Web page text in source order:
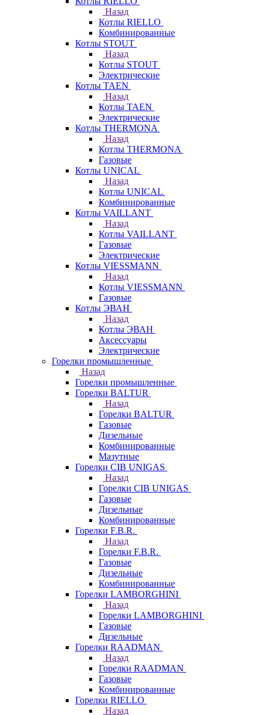
Назад
Котлы RIELLO
Комбинированные
Котлы STOUT
Назад
Котлы STOUT
Электрические
Котлы TAEN
Назад
Котлы TAEN
Электрические
Котлы THERMONA
Назад
Котлы THERMONA
Газовые
Котлы UNICAL
Назад
Котлы UNICAL
Комбинированные
Котлы VAILLANT
Назад
Котлы VAILLANT
Газовые
Электрические
Котлы VIESSMANN
Назад
Котлы VIESSMANN
Газовые
Котлы ЭВАН
Назад
Котлы ЭВАН
Аксессуары
Электрические
Горелки промышленные
Назад
Горелки промышленные
Горелки BALTUR
Назад
Горелки BALTUR
Газовые
Дизельные
Комбинированные
Мазутные
Горелки CIB UNIGAS
Назад
Горелки CIB UNIGAS
Газовые
Дизельные
Комбинированные
Горелки F.B.R.
Назад
Горелки F.B.R.
Газовые
Дизельные
Комбинированные
Горелки LAMBORGHINI
Назад
Горелки LAMBORGHINI
Газовые
Дизельные
Горелки RAADMAN
Назад
Горелки RAADMAN
Газовые
Комбинированные
Горелки RIELLO
Назад